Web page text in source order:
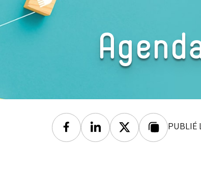
FacebookLinkedinTwitterLien copié
PUBLIÉ